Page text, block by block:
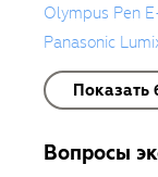
Olympus Pen
Panasonic
Показать
Вопросы